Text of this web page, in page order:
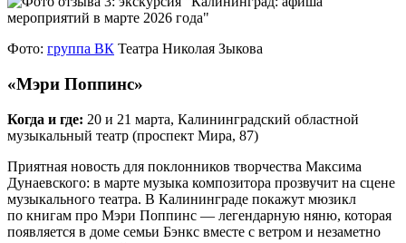
Фото: группа ВК Театра Николая Зыкова
«Мэри Поппинс»
Когда и где: 20 и 21 марта, Калининградский областной
музыкальный театр (проспект Мира, 87)
Приятная новость для поклонников творчества Максима
Дунаевского: в марте музыка композитора прозвучит на сцене
музыкального театра. В Калининграде покажут мюзикл
по книгам про Мэри Поппинс — легендарную няню, которая
появляется в доме семьи Бэнкс вместе с ветром и незаметно